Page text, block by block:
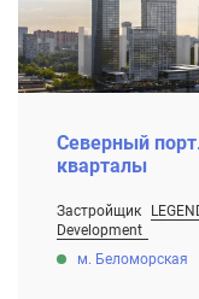
Северный
кварталы
Застройщик
Development
Строится
м. Беломорская